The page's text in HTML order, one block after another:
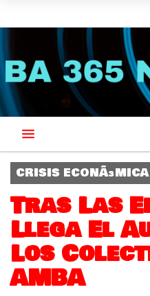
CRISIS ECONÃ³MICA
Tras Las
Llega El
Los
AMBA